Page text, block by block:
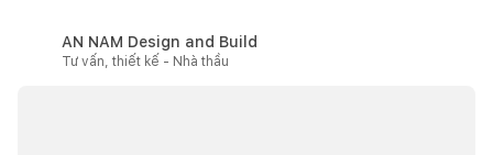
AN NAM Design and Build
Tư vấn, thiết kế - Nhà thầu